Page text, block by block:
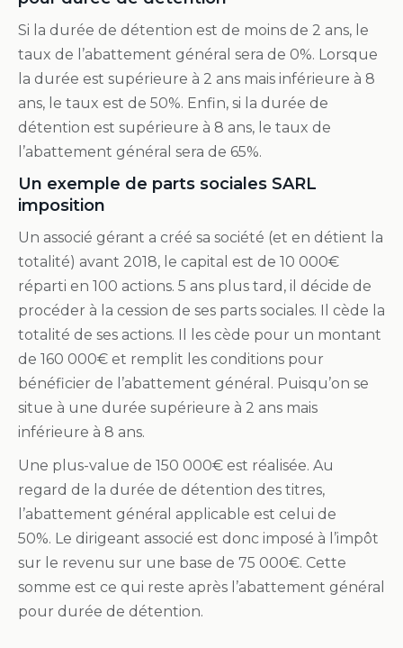
Si la durée de détention est de moins de 2 ans, le
taux de l’abattement général sera de 0%. Lorsque
la durée est supérieure à 2 ans mais inférieure à 8
ans, le taux est de 50%. Enfin, si la durée de
détention est supérieure à 8 ans, le taux de
l’abattement général sera de 65%.
Un exemple de parts sociales SARL
imposition
Un associé gérant a créé sa société (et en détient la
totalité) avant 2018, le capital est de 10 000€
réparti en 100 actions. 5 ans plus tard, il décide de
procéder à la cession de ses parts sociales. Il cède la
totalité de ses actions. Il les cède pour un montant
de 160 000€ et remplit les conditions pour
bénéficier de l’abattement général. Puisqu’on se
situe à une durée supérieure à 2 ans mais
inférieure à 8 ans.
Une plus-value de 150 000€ est réalisée. Au
regard de la durée de détention des titres,
l’abattement général applicable est celui de
50%. Le dirigeant associé est donc imposé à l’impôt
sur le revenu sur une base de 75 000€. Cette
somme est ce qui reste après l’abattement général
pour durée de détention.